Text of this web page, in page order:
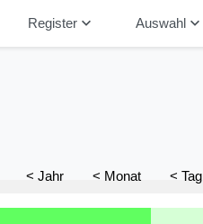
Registerkeyboard_arrow_down Auswahlkeyboard_arrow_down
< Jahr < Monat < Tag